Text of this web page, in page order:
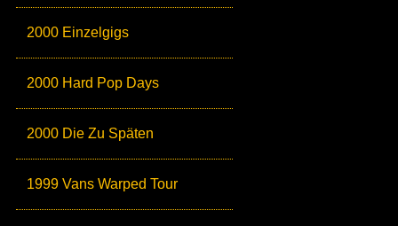
2000 Einzelgigs
2000 Hard Pop Days
2000 Die Zu Späten
1999 Vans Warped Tour